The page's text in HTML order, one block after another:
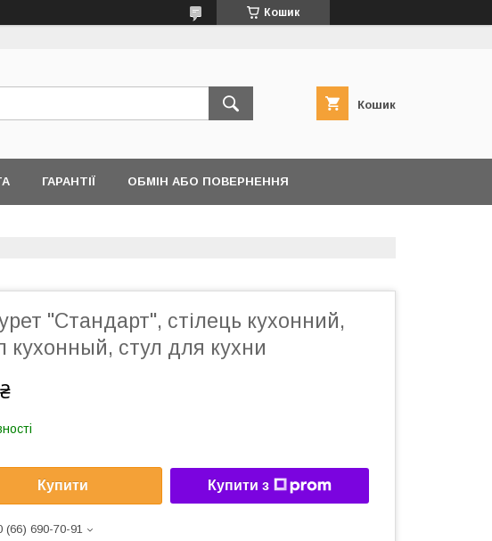
Кошик
Кошик
ГАРАНТІЇ ОБМІН АБО ПОВЕРНЕННЯ
"Стандарт", стілець кухонний,
кухонный, стул для кухни
Купити Купити з
(66) 690-70-91